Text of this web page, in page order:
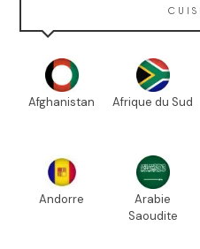
Afghanistan Afrique du Sud
Andorre
Arabie
Saoudite